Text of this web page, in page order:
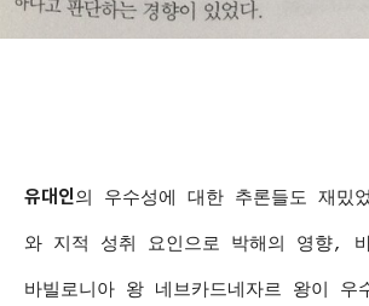
유대인의 우수성에 대한 추론들도 재밌
와 지적 성취 요인으로 박해의 영향,
바빌로니아 왕 네브카드네자르 왕이 우